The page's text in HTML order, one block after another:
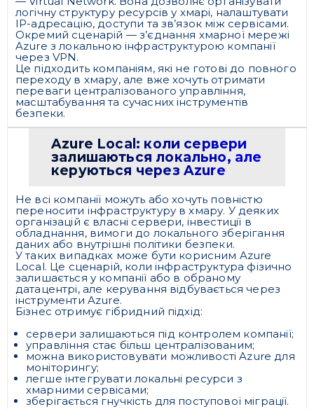
логічну структуру ресурсів у хмарі, налаштувати
IP-адресацію, доступи та зв’язок між сервісами.
Окремий сценарій — з’єднання хмарної мережі
Azure з локальною інфраструктурою компанії
через VPN.
Це підходить компаніям, які не готові до повного
переходу в хмару, але вже хочуть отримати
переваги централізованого управління,
масштабування та сучасних інструментів
безпеки.
Azure Local: коли сервери
залишаються локально, але
керуються через Azure
Не всі компанії можуть або хочуть повністю
переносити інфраструктуру в хмару. У деяких
організацій є власні сервери, інвестиції в
обладнання, вимоги до локального зберігання
даних або внутрішні політики безпеки.
У таких випадках може бути корисним Azure
Local. Це сценарій, коли інфраструктура фізично
залишається у компанії або в обраному
датацентрі, але керування відбувається через
інструменти Azure.
Бізнес отримує гібридний підхід:
сервери залишаються під контролем компанії;
управління стає більш централізованим;
можна використовувати можливості Azure для
моніторингу;
легше інтегрувати локальні ресурси з
хмарними сервісами;
зберігається гнучкість для поступової міграції.